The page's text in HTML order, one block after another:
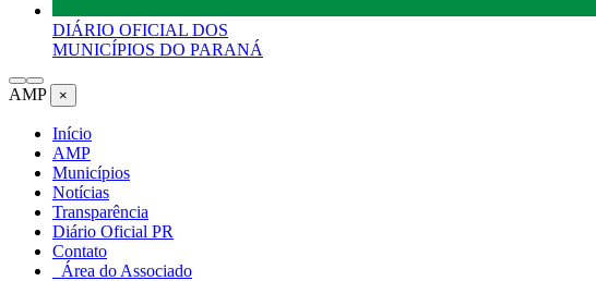
DIÁRIO OFICIAL DOS
MUNICÍPIOS DO PARANÁ
AMP ×
Início
AMP
Municípios
Notícias
Transparência
Diário Oficial PR
Contato
Área do Associado